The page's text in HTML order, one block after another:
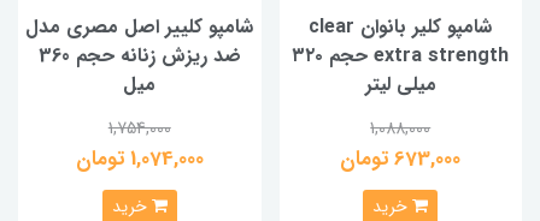
شامپو کلیر بانوان clear
extra strength حجم ۳۲۰
میلی لیتر
1,088,000
673,000 تومان
خرید
شامپو کلییر اصل مصری مدل
ضد ریزش زنانه حجم 360
میل
1,754,000
1,074,000 تومان
خرید